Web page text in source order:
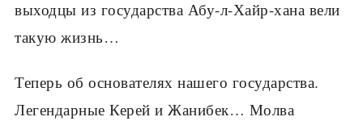
выходцы из государства Абу-л-Хайр-хана вели
такую жизнь…
Теперь об основателях нашего государства.
Легендарные Керей и Жанибек… Молва